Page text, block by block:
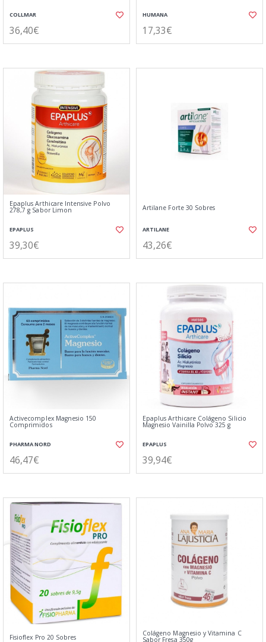
COLLMAR
36,40€
HUMANA
17,33€
Epaplus Arthicare Intensive Polvo
278,7 g Sabor Limon
EPAPLUS
39,30€
Artilane Forte 30 Sobres
ARTILANE
43,26€
Activecomplex Magnesio 150
Comprimidos
PHARMA NORD
46,47€
Epaplus Arthicare Colágeno Silicio
Magnesio Vainilla Polvo 325 g
EPAPLUS
39,94€
Fisioflex Pro 20 Sobres Colágeno Magnesio y Vitamina C
Sabor Fresa 350g